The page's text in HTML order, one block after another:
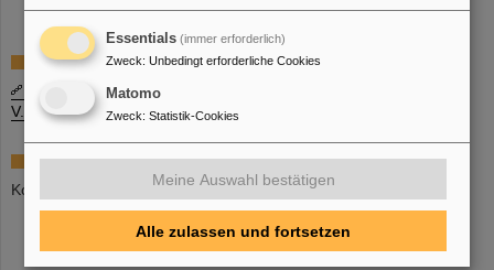
Ionenstrahl-Therapienzentrums MIT
Tumortherapie-Verein
Verein zur Förderung der Tumortherapie mit schweren Ionen e.
V.
Presseinformationen:
Kontakt bei GSI: presse(at)gsi.de
Essentials (immer erforderlich)
Zweck: Unbedingt erforderliche Cookies
Matomo
Zweck: Statistik-Cookies
Meine Auswahl bestätigen
Alle zulassen und fortsetzen